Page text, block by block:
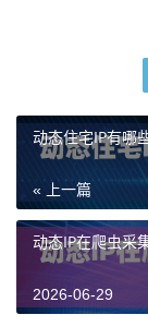
并非所有业务
代理IP服务也
式，主要分为
动态住宅IP：
网服务提供商
地址会定期或
高的真实性和
动态住宅IP有哪
« 上一篇
动态IP在爬虫采
2026-06-29